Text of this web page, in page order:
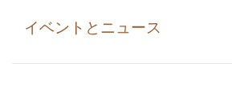
イベントとニュース